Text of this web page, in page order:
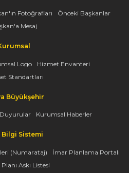
Fotoğrafları
Önceki Başkanlar
Mesaj
Logo
Hizmet Envanteri
Standartları
Büyükşehir
Duyurular Kurumsal Haberler
Bilgi Sistemi
(Numarataj)
İmar Planlama Portalı
Askı Listesi